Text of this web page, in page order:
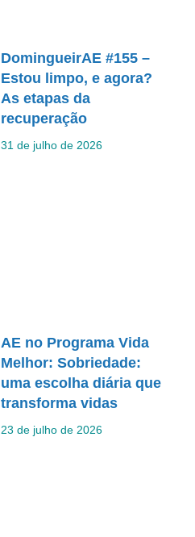
DomingueirAE #155 –
Estou limpo, e agora?
As etapas da
recuperação
31 de julho de 2026
AE no Programa Vida
Melhor: Sobriedade:
uma escolha diária que
transforma vidas
23 de julho de 2026